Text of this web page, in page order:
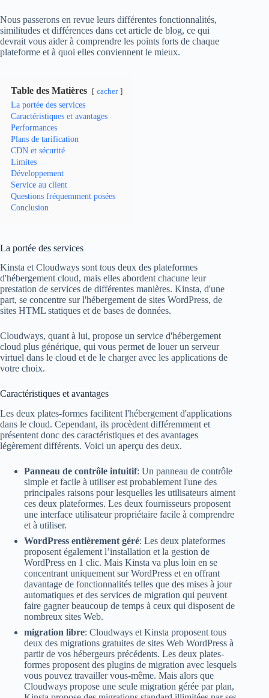
Nous passerons en revue leurs différentes fonctionnalités,
similitudes et différences dans cet article de blog, ce qui
devrait vous aider à comprendre les points forts de chaque
plateforme et à quoi elles conviennent le mieux.
Table des Matières cacher
La portée des services
Caractéristiques et avantages
Performances
Plans de tarification
CDN et sécurité
Limites
Développement
Service au client
Questions fréquemment posées
Conclusion
La portée des services
Kinsta et Cloudways sont tous deux des plateformes
d'hébergement cloud, mais elles abordent chacune leur
prestation de services de différentes manières. Kinsta, d'une
part, se concentre sur l'hébergement de sites WordPress, de
sites HTML statiques et de bases de données.
Cloudways, quant à lui, propose un service d'hébergement
cloud plus générique, qui vous permet de louer un serveur
virtuel dans le cloud et de le charger avec les applications de
votre choix.
Caractéristiques et avantages
Les deux plates-formes facilitent l'hébergement d'applications
dans le cloud. Cependant, ils procèdent différemment et
présentent donc des caractéristiques et des avantages
légèrement différents. Voici un aperçu des deux.
Panneau de contrôle intuitif: Un panneau de contrôle
simple et facile à utiliser est probablement l'une des
principales raisons pour lesquelles les utilisateurs aiment
ces deux plateformes. Les deux fournisseurs proposent
une interface utilisateur propriétaire facile à comprendre
et à utiliser.
WordPress entièrement géré: Les deux plateformes
proposent également l’installation et la gestion de
WordPress en 1 clic. Mais Kinsta va plus loin en se
concentrant uniquement sur WordPress et en offrant
davantage de fonctionnalités telles que des mises à jour
automatiques et des services de migration qui peuvent
faire gagner beaucoup de temps à ceux qui disposent de
nombreux sites Web.
migration libre: Cloudways et Kinsta proposent tous
deux des migrations gratuites de sites Web WordPress à
partir de vos hébergeurs précédents. Les deux plates-
formes proposent des plugins de migration avec lesquels
vous pouvez travailler vous-même. Mais alors que
Cloudways propose une seule migration gérée par plan,